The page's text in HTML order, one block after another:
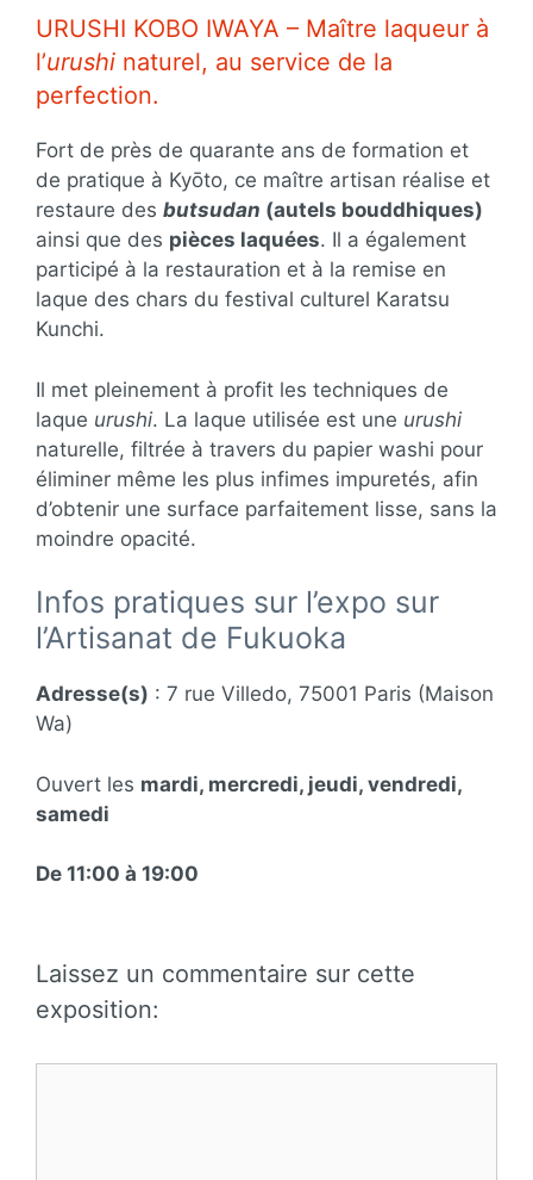
URUSHI KOBO IWAYA – Maître laqueur à
l’urushi naturel, au service de la
perfection.
Fort de près de quarante ans de formation et
de pratique à Kyōto, ce maître artisan réalise et
restaure des butsudan (autels bouddhiques)
ainsi que des pièces laquées. Il a également
participé à la restauration et à la remise en
laque des chars du festival culturel Karatsu
Kunchi.
Il met pleinement à profit les techniques de
laque urushi. La laque utilisée est une urushi
naturelle, filtrée à travers du papier washi pour
éliminer même les plus infimes impuretés, afin
d’obtenir une surface parfaitement lisse, sans la
moindre opacité.
Infos pratiques sur l’expo sur
l’Artisanat de Fukuoka
Adresse(s) : 7 rue Villedo, 75001 Paris (Maison
Wa)
Ouvert les mardi, mercredi, jeudi, vendredi,
samedi
De 11:00 à 19:00
Laissez un commentaire sur cette
exposition: